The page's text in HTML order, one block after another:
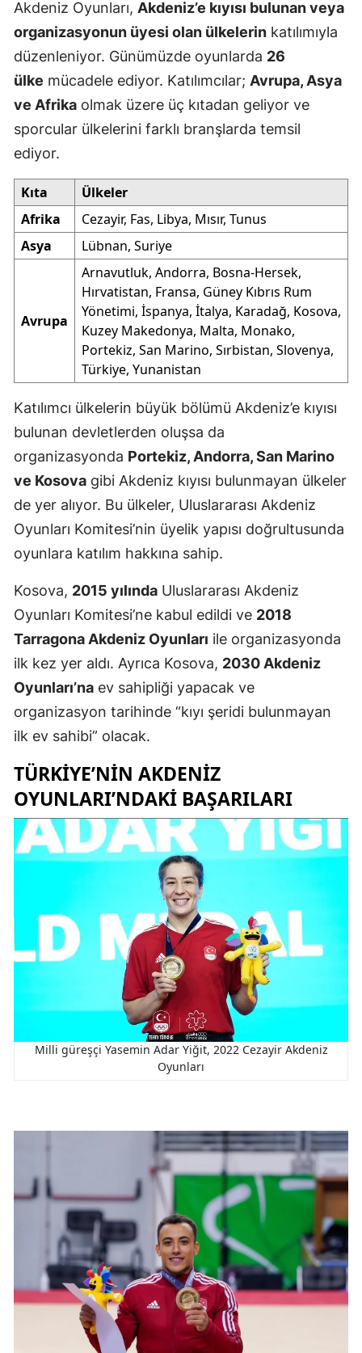
Akdeniz Oyunları, Akdeniz’e kıyısı bulunan veya
organizasyonun üyesi olan ülkelerin katılımıyla
düzenleniyor. Günümüzde oyunlarda 26
ülke mücadele ediyor. Katılımcılar; Avrupa, Asya
ve Afrika olmak üzere üç kıtadan geliyor ve
sporcular ülkelerini farklı branşlarda temsil
ediyor.
Kıta
Ülkeler
Afrika
Cezayir, Fas, Libya, Mısır, Tunus
Asya
Lübnan, Suriye
Avrupa
Arnavutluk, Andorra, Bosna-Hersek,
Hırvatistan, Fransa, Güney Kıbrıs Rum
Yönetimi, İspanya, İtalya, Karadağ, Kosova,
Kuzey Makedonya, Malta, Monako,
Portekiz, San Marino, Sırbistan, Slovenya,
Türkiye, Yunanistan
Katılımcı ülkelerin büyük bölümü Akdeniz’e kıyısı
bulunan devletlerden oluşsa da
organizasyonda Portekiz, Andorra, San Marino
ve Kosova gibi Akdeniz kıyısı bulunmayan ülkeler
de yer alıyor. Bu ülkeler, Uluslararası Akdeniz
Oyunları Komitesi’nin üyelik yapısı doğrultusunda
oyunlara katılım hakkına sahip.
Kosova, 2015 yılında Uluslararası Akdeniz
Oyunları Komitesi’ne kabul edildi ve 2018
Tarragona Akdeniz Oyunları ile organizasyonda
ilk kez yer aldı. Ayrıca Kosova, 2030 Akdeniz
Oyunları’na ev sahipliği yapacak ve
organizasyon tarihinde “kıyı şeridi bulunmayan
ilk ev sahibi” olacak.
TÜRKIYE’NIN AKDENIZ
OYUNLARI’NDAKI BAŞARILARI
Milli güreşçi Yasemin Adar Yiğit, 2022 Cezayir Akdeniz
Oyunları